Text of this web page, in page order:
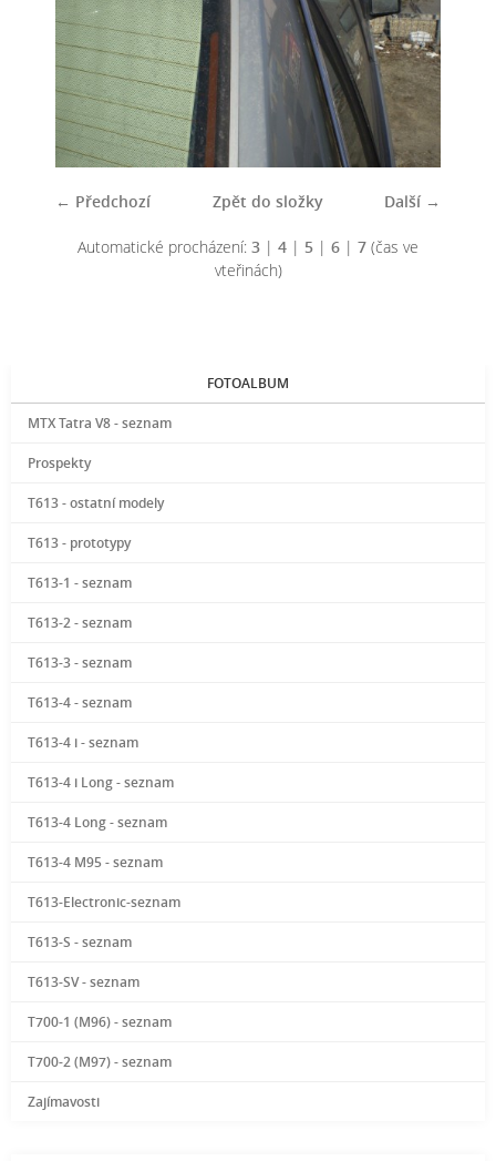
← Předchozí Další →
Zpět do složky
Automatické procházení: 3 | 4 | 5 | 6 | 7 (čas ve
vteřinách)
FOTOALBUM
MTX Tatra V8 - seznam
Prospekty
T613 - ostatní modely
T613 - prototypy
T613-1 - seznam
T613-2 - seznam
T613-3 - seznam
T613-4 - seznam
T613-4 i - seznam
T613-4 i Long - seznam
T613-4 Long - seznam
T613-4 M95 - seznam
T613-Electronic-seznam
T613-S - seznam
T613-SV - seznam
T700-1 (M96) - seznam
T700-2 (M97) - seznam
Zajímavosti